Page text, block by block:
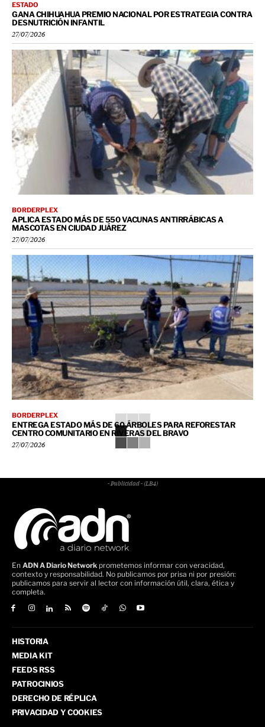
ESTADO
GANA CHIHUAHUA PREMIO NACIONAL POR ESTRATEGIA CONTRA
DESNUTRICIÓN INFANTIL
27/07/2026
BORDERPLEX
APLICA ESTADO MÁS DE 550 VACUNAS ANTIRRÁBICAS A
MASCOTAS EN CIUDAD JUÁREZ
27/07/2026
BORDERPLEX
ENTREGA ESTADO MÁS DE 60 ÁRBOLES PARA REFORESTAR
CENTRO COMUNITARIO EN RIVERAS DEL BRAVO
27/07/2026
- Publicidad - (LB4)
En ADN A Diario Network prometemos informar con veracidad,
contexto y responsabilidad. No publicamos por prisa ni por presión:
publicamos para servir al lector con información útil, clara, ética y
completa.
HISTORIA
MEDIA KIT
FEEDS RSS
PATROCINIOS
DERECHO DE RÉPLICA
PRIVACIDAD Y COOKIES